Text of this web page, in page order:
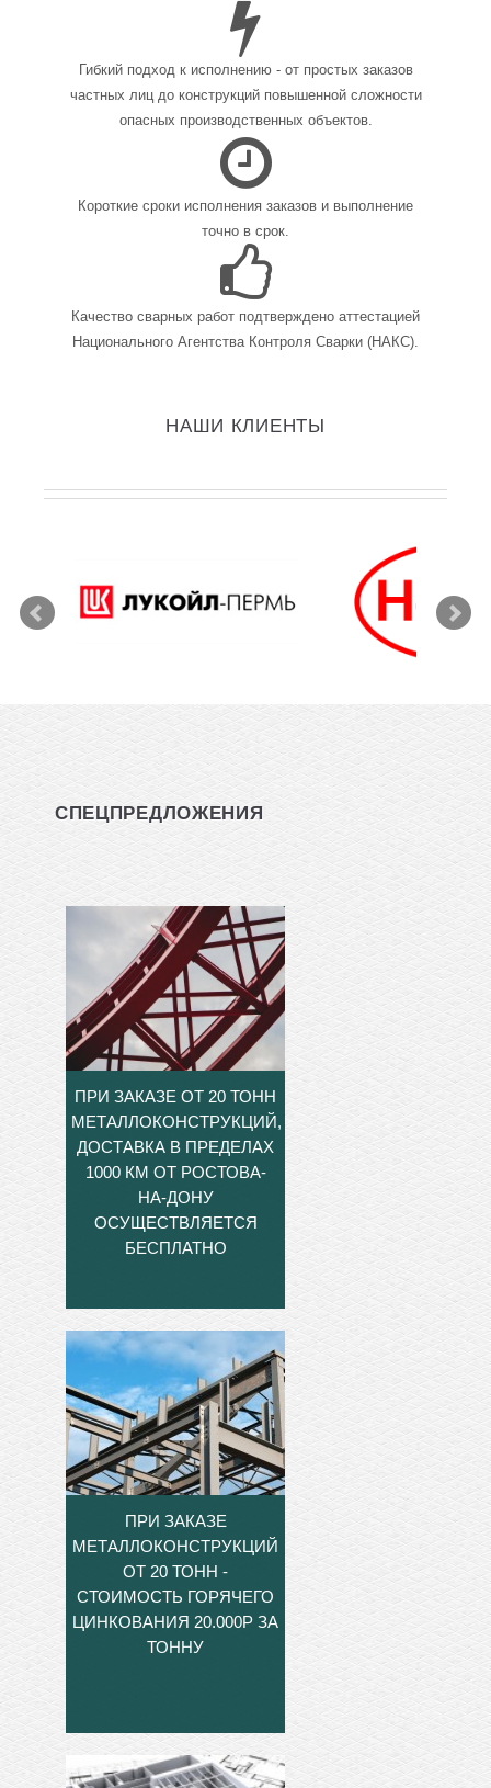
Гибкий подход к исполнению - от простых заказов
частных лиц до конструкций повышенной сложности
опасных производственных объектов.
Короткие сроки исполнения заказов и выполнение
точно в срок.
Качество сварных работ подтверждено аттестацией
Национального Агентства Контроля Сварки (НАКС).
НАШИ КЛИЕНТЫ
СПЕЦПРЕДЛОЖЕНИЯ
ПРИ ЗАКАЗЕ ОТ 20 ТОНН
МЕТАЛЛОКОНСТРУКЦИЙ,
ДОСТАВКА В ПРЕДЕЛАХ
1000 КМ ОТ РОСТОВА-
НА-ДОНУ
ОСУЩЕСТВЛЯЕТСЯ
БЕСПЛАТНО
ПРИ ЗАКАЗЕ
МЕТАЛЛОКОНСТРУКЦИЙ
ОТ 20 ТОНН -
СТОИМОСТЬ ГОРЯЧЕГО
ЦИНКОВАНИЯ 20.000Р ЗА
ТОННУ